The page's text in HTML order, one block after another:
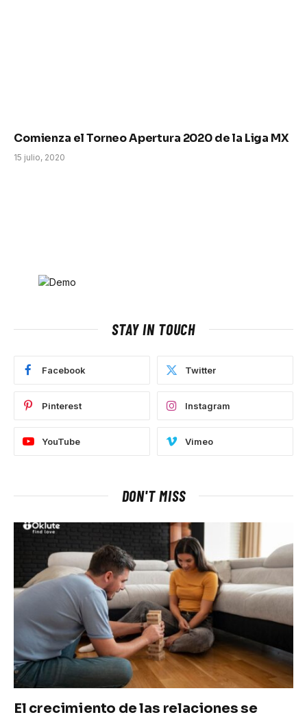
Comienza el Torneo Apertura 2020 de la Liga MX
15 julio, 2020
STAY IN TOUCH
Facebook Twitter
Pinterest Instagram
YouTube Vimeo
DON'T MISS
El crecimiento de las relaciones se